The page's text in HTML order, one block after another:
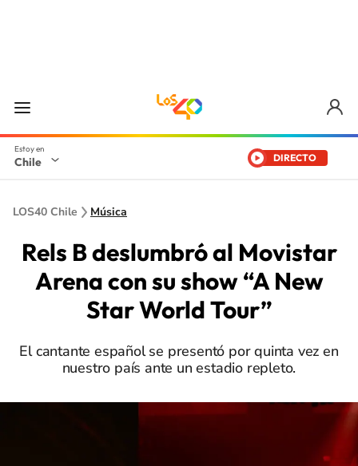
Chile DIRECTO
LOS40 Chile Música
Rels B deslumbró al Movistar
Arena con su show “A New
Star World Tour”
El cantante español se presentó por quinta vez en
nuestro país ante un estadio repleto.